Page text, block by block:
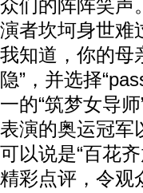
众们的阵阵笑声
演者坎坷身世难
我知道，你的母
隐”，并选择
一的“筑梦女导
表演的奥运冠军
可以说是“百花
精彩点评，令观